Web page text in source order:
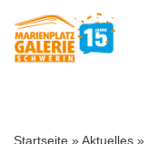
Zum
Startseite »Aktuelles »